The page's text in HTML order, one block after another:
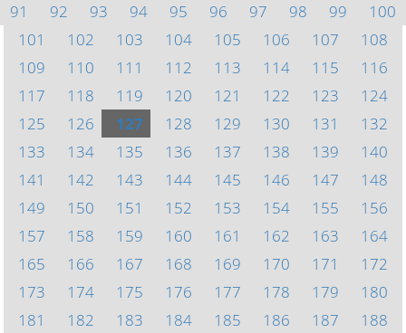
91
92 93 94 95 96 97 98 99
100
101
102 103 104 105 106 107
108
109
110 111 112 113 114 115
116
117
118 119 120 121 122 123
124
125
126 127 128 129 130 131
132
133
134 135 136 137 138 139
140
141
142 143 144 145 146 147
148
149
150 151 152 153 154 155
156
157
158 159 160 161 162 163
164
165
166 167 168 169 170 171
172
173
174 175 176 177 178 179
180
181
182 183 184 185 186 187
188